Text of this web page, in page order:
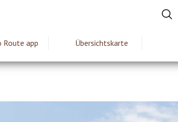
Route app Übersichtskarte